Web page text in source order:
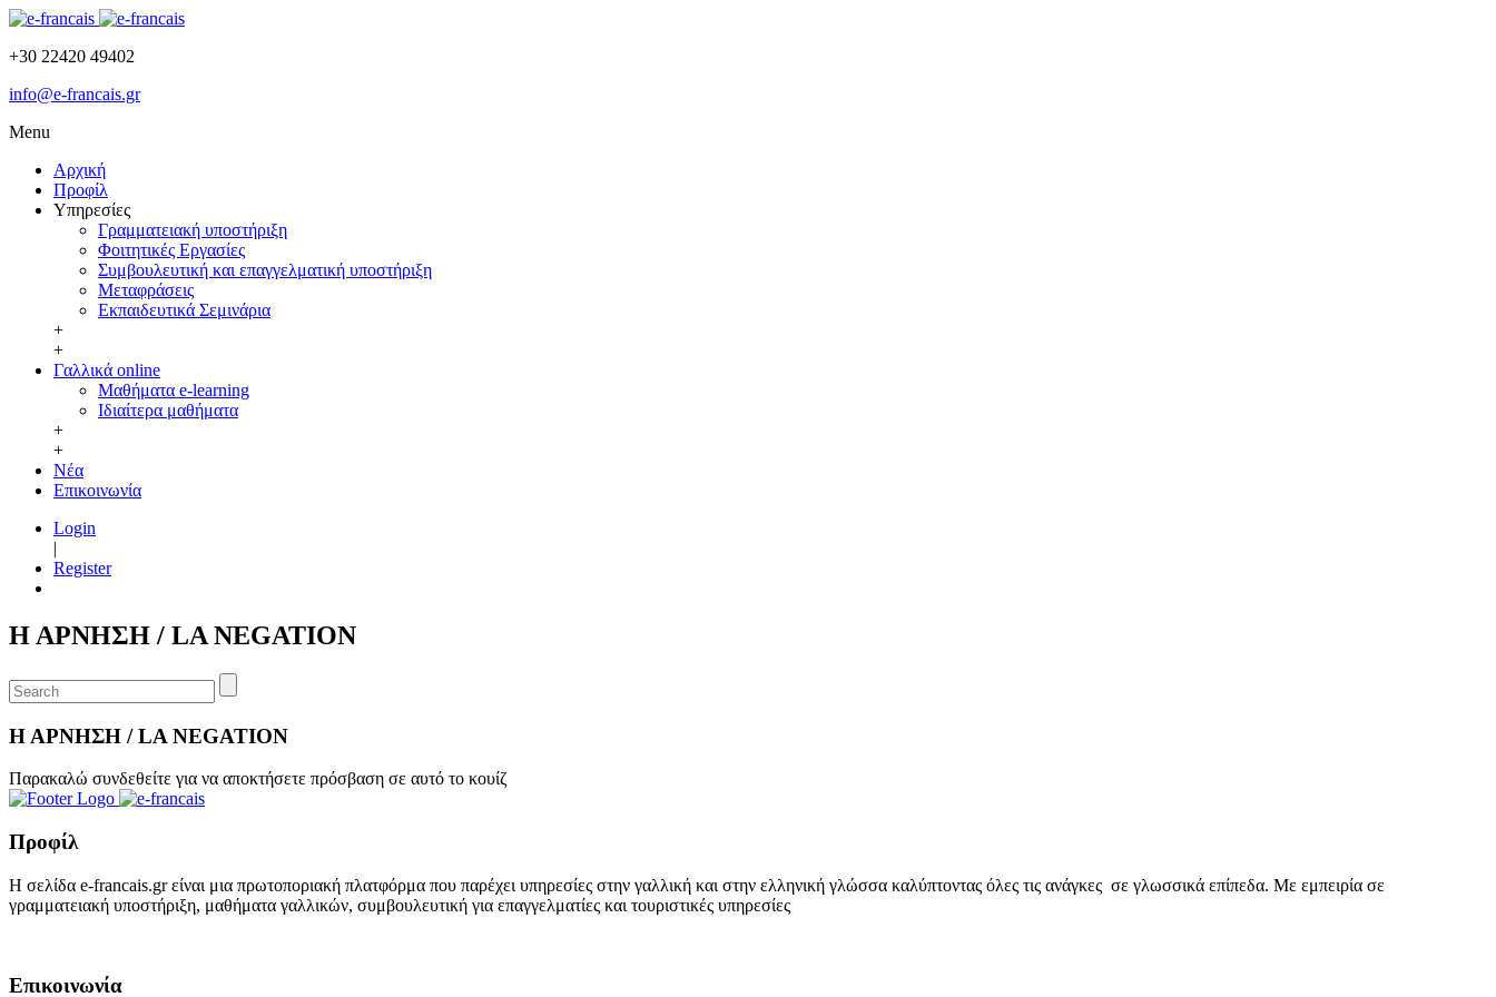
+30 22420 49402
info@e-francais.gr
Menu
Αρχική
Προφίλ
Υπηρεσίες
Γραμματειακή υποστήριξη
Φοιτητικές Εργασίες
Συμβουλευτική και επαγγελματική υποστήριξη
Μεταφράσεις
Εκπαιδευτικά Σεμινάρια
+
+
Γαλλικά online
Μαθήματα e-learning
Ιδιαίτερα μαθήματα
+
+
Νέα
Επικοινωνία
Login
|
Register
Η ΑΡΝΗΣΗ / LA NEGATION
Η ΑΡΝΗΣΗ / LA NEGATION
Παρακαλώ συνδεθείτε για να αποκτήσετε πρόσβαση σε αυτό το κουίζ
Προφίλ
Η σελίδα e-francais.gr είναι μια πρωτοποριακή πλατφόρμα που παρέχει υπηρεσίες στην γαλλική και στην ελληνική γλώσσα καλύπτοντας όλες τις ανάγκες σε γλωσσικά επίπεδα. Με εμπειρία σε
γραμματειακή υποστήριξη, μαθήματα γαλλικών, συμβουλευτική για επαγγελματίες και τουριστικές υπηρεσίες
Επικοινωνία